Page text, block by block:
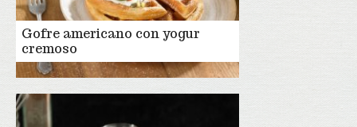
Gofre americano con yogur
cremoso